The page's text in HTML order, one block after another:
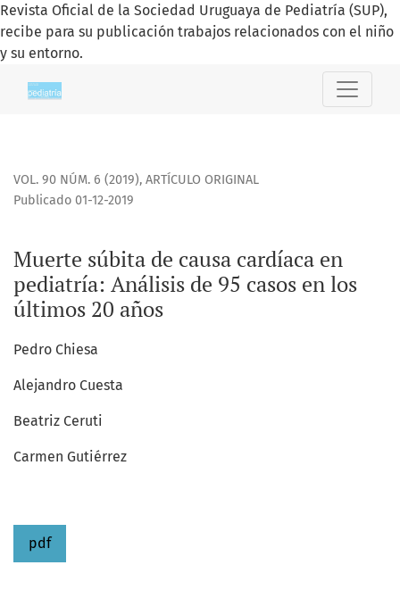
Revista Oficial de la Sociedad Uruguaya de Pediatría (SUP),
recibe para su publicación trabajos relacionados con el niño
y su entorno.
VOL. 90 NÚM. 6 (2019), ARTÍCULO ORIGINAL
Muerte súbita de causa cardíaca en
pediatría: Análisis de 95 casos en los
últimos 20 años
Publicado 01-12-2019
Pedro Chiesa
Alejandro Cuesta
Beatriz Ceruti
Carmen Gutiérrez
pdf